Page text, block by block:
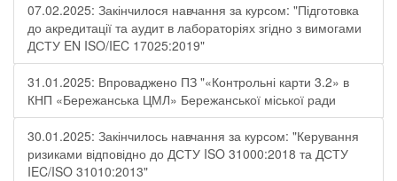
07.02.2025: Закінчилося навчання за курсом: "Підготовка
до акредитації та аудит в лабораторіях згідно з вимогами
ДСТУ EN ISO/IEC 17025:2019"
31.01.2025: Впроваджено ПЗ "«Контрольні карти 3.2» в
КНП «Бережанська ЦМЛ» Бережанської міської ради
30.01.2025: Закінчилось навчання за курсом: "Керування
ризиками відповідно до ДСТУ ISO 31000:2018 та ДСТУ
IEC/ISO 31010:2013"